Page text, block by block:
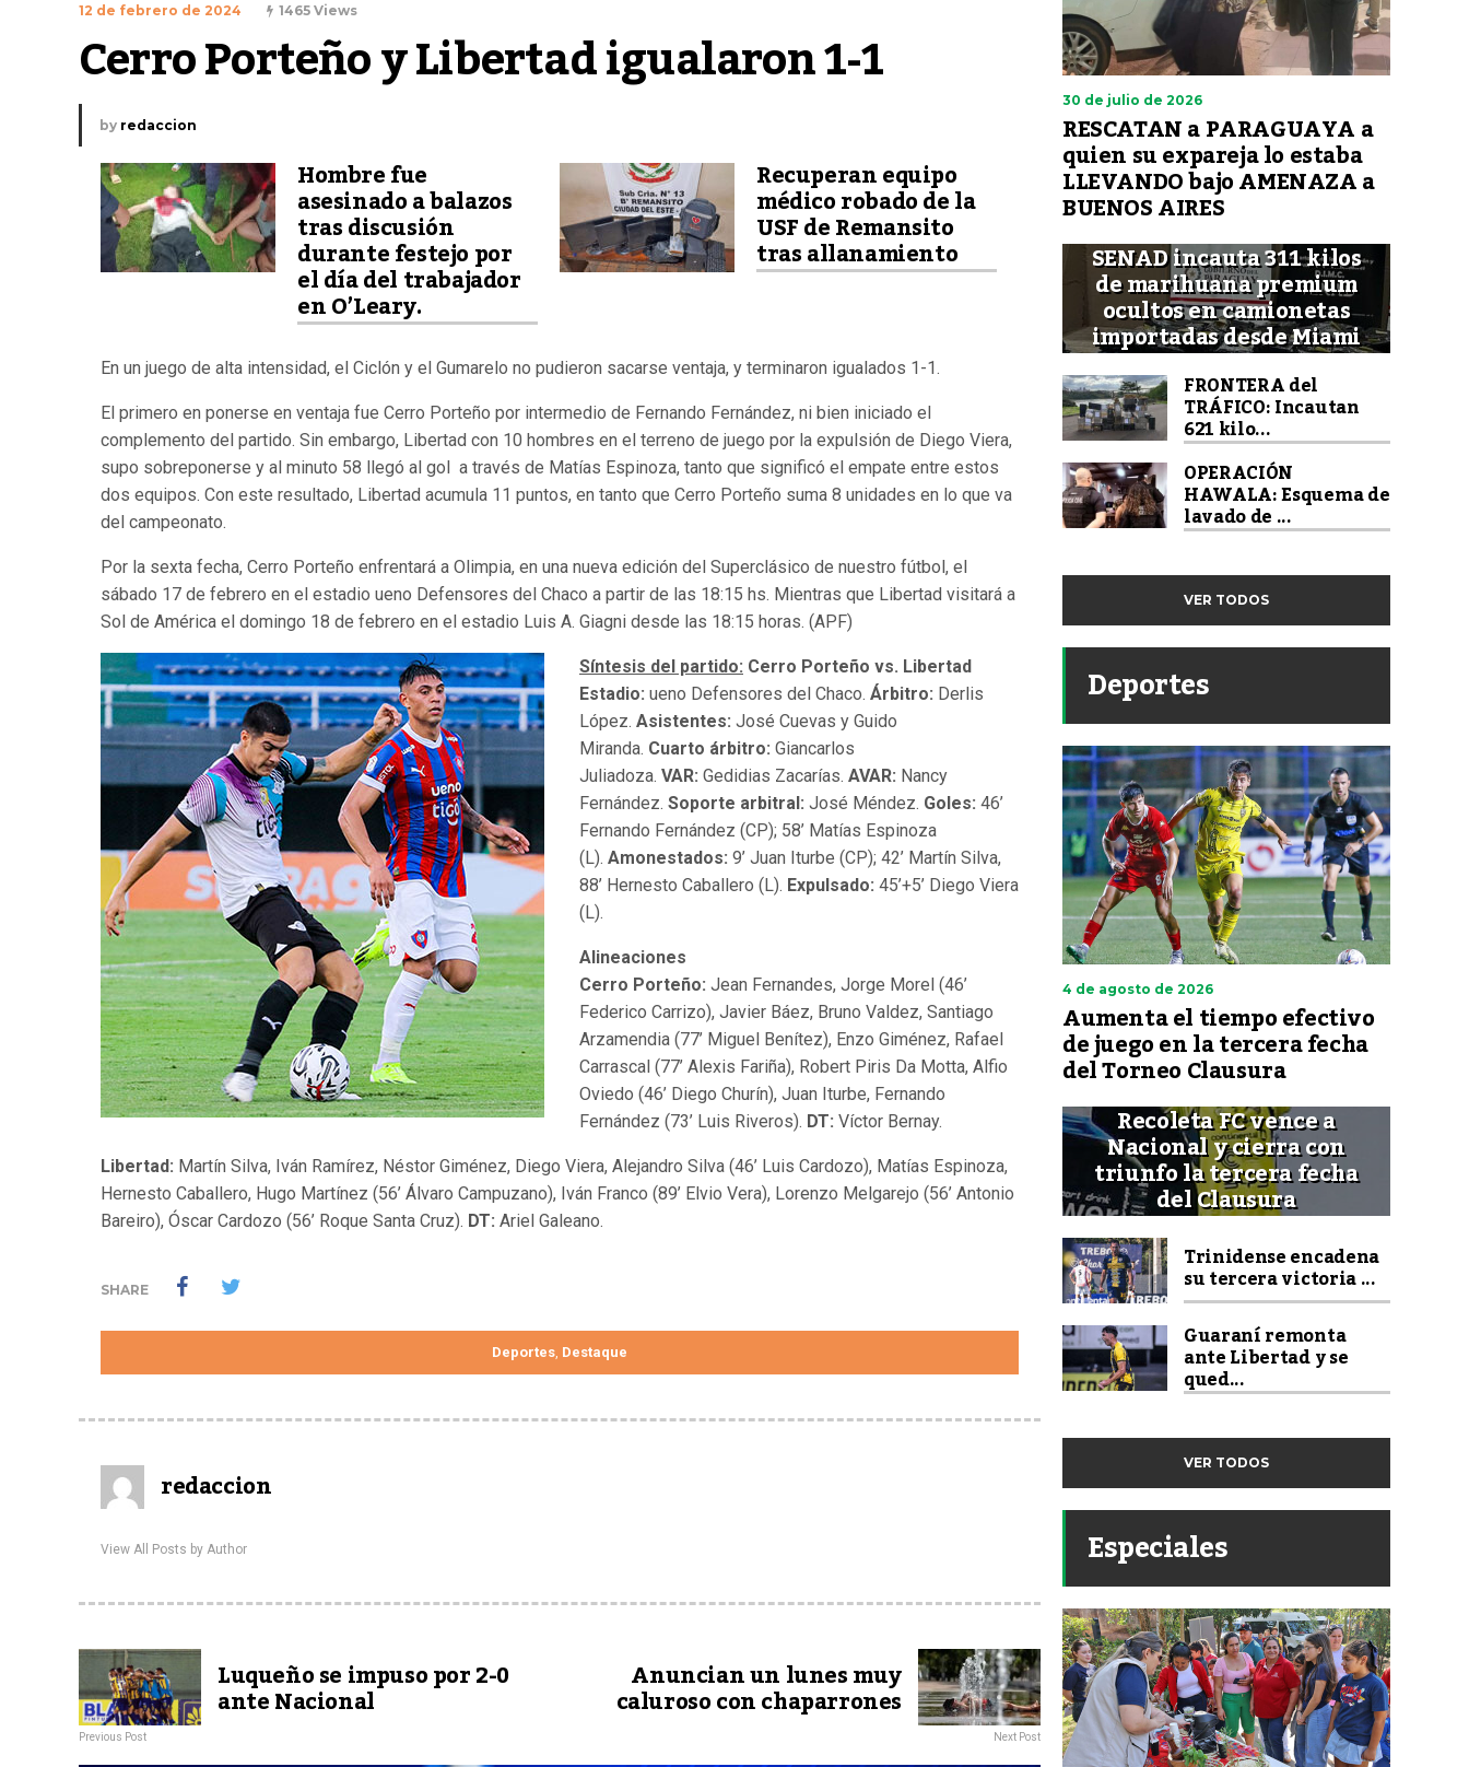
12 de febrero de 2024 1465 Views
Cerro Porteño y Libertad igualaron 1-1
by redaccion
Hombre fue
asesinado a balazos
tras discusión
durante festejo por
el día del trabajador
en O’Leary.
Recuperan equipo
médico robado de la
USF de Remansito
tras allanamiento
En un juego de alta intensidad, el Ciclón y el Gumarelo no pudieron sacarse ventaja, y terminaron igualados 1-1.
El primero en ponerse en ventaja fue Cerro Porteño por intermedio de Fernando Fernández, ni bien iniciado el
complemento del partido. Sin embargo, Libertad con 10 hombres en el terreno de juego por la expulsión de Diego Viera,
supo sobreponerse y al minuto 58 llegó al gol a través de Matías Espinoza, tanto que significó el empate entre estos
dos equipos. Con este resultado, Libertad acumula 11 puntos, en tanto que Cerro Porteño suma 8 unidades en lo que va
del campeonato.
Por la sexta fecha, Cerro Porteño enfrentará a Olimpia, en una nueva edición del Superclásico de nuestro fútbol, el
sábado 17 de febrero en el estadio ueno Defensores del Chaco a partir de las 18:15 hs. Mientras que Libertad visitará a
Sol de América el domingo 18 de febrero en el estadio Luis A. Giagni desde las 18:15 horas. (APF)
Síntesis del partido: Cerro Porteño vs. Libertad
Estadio: ueno Defensores del Chaco. Árbitro: Derlis
López. Asistentes: José Cuevas y Guido
Miranda. Cuarto árbitro: Giancarlos
Juliadoza. VAR: Gedidias Zacarías. AVAR: Nancy
Fernández. Soporte arbitral: José Méndez. Goles: 46’
Fernando Fernández (CP); 58’ Matías Espinoza
(L). Amonestados: 9’ Juan Iturbe (CP); 42’ Martín Silva,
88’ Hernesto Caballero (L). Expulsado: 45’+5’ Diego Viera
(L).
Alineaciones
Cerro Porteño: Jean Fernandes, Jorge Morel (46’
Federico Carrizo), Javier Báez, Bruno Valdez, Santiago
Arzamendia (77’ Miguel Benítez), Enzo Giménez, Rafael
Carrascal (77’ Alexis Fariña), Robert Piris Da Motta, Alfio
Oviedo (46’ Diego Churín), Juan Iturbe, Fernando
Fernández (73’ Luis Riveros). DT: Víctor Bernay.
Libertad: Martín Silva, Iván Ramírez, Néstor Giménez, Diego Viera, Alejandro Silva (46’ Luis Cardozo), Matías Espinoza,
Hernesto Caballero, Hugo Martínez (56’ Álvaro Campuzano), Iván Franco (89’ Elvio Vera), Lorenzo Melgarejo (56’ Antonio
Bareiro), Óscar Cardozo (56’ Roque Santa Cruz). DT: Ariel Galeano.
SHARE
Deportes Destaque
redaccion
View All Posts by Author
Luqueño se impuso por 2-0
ante Nacional
Previous Post
Anuncian un lunes muy
caluroso con chaparrones
Next Post
30 de julio de 2026
RESCATAN a PARAGUAYA a
quien su expareja lo estaba
LLEVANDO bajo AMENAZA a
BUENOS AIRES
SENAD incauta 311 kilos
de marihuana premium
ocultos en camionetas
importadas desde Miami
FRONTERA del
TRÁFICO: Incautan
621 kilo...
OPERACIÓN
HAWALA: Esquema de
lavado de ...
VER TODOS
Deportes
4 de agosto de 2026
Aumenta el tiempo efectivo
de juego en la tercera fecha
del Torneo Clausura
Recoleta FC vence a
Nacional y cierra con
triunfo la tercera fecha
del Clausura
Trinidense encadena
su tercera victoria ...
Guaraní remonta
ante Libertad y se
qued...
VER TODOS
Especiales